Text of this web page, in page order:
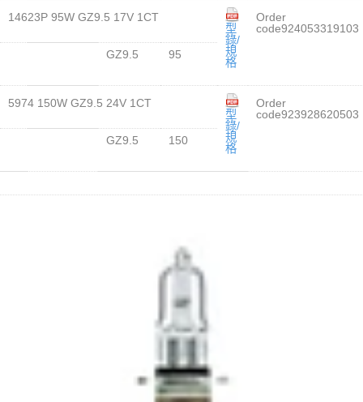
14623P 95W GZ9.5 17V 1CT
型
錄/
規
格
Order
code924053319103
GZ9.5
95
5974 150W GZ9.5 24V 1CT
型
錄/
規
格
Order
code923928620503
GZ9.5
150